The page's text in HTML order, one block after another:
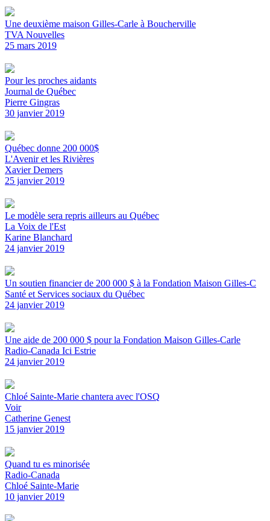
Une deuxième maison Gilles-Carle à Boucherville
TVA Nouvelles
25 mars 2019
Pour les proches aidants
Journal de Québec
Pierre Gingras
30 janvier 2019
Québec donne 200 000$
L'Avenir et les Rivières
Xavier Demers
25 janvier 2019
Le modèle sera repris ailleurs au Québec
La Voix de l'Est
Karine Blanchard
24 janvier 2019
Un soutien financier de 200 000 $ à la Fondation Maison Gilles-C
Santé et Services sociaux du Québec
24 janvier 2019
Une aide de 200 000 $ pour la Fondation Maison Gilles-Carle
Radio-Canada Ici Estrie
24 janvier 2019
Chloé Sainte-Marie chantera avec l'OSQ
Voir
Catherine Genest
15 janvier 2019
Quand tu es minorisée
Radio-Canada
Chloé Sainte-Marie
10 janvier 2019